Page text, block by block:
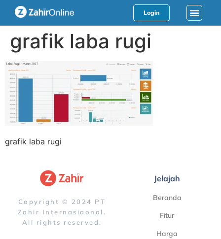
Login
grafik laba rugi
grafik laba rugi
Copyright © 2024 PT
Zahir Internasiaonal.
All rights reserved.
Jelajah
Beranda
Fitur
Harga